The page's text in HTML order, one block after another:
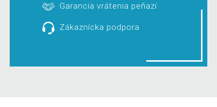
Garancia vrátenia peňazí
Zákaznícka podpora